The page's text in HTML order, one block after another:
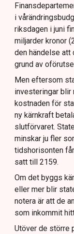
i
riksdagen i juni
miljarder kronor
den händelse att
grund av
Men eftersom
investeringar blir
kostnaden för
ny kärnkraft
slutförvaret.
minskar ju fler
tidshorisonten
satt till 2159.
Om det byggs
eller mer blir
notera är att de
som inkommit
Utöver de större